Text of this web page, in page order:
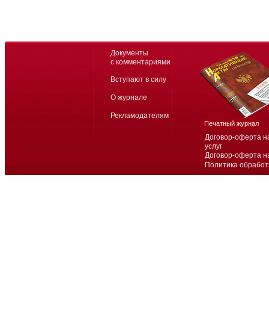
Договор-оферта
услуг
Договор-оферта
Политика
Документы
с комментариями
Вступают в силу
О журнале
Рекламодателям
Печатный журнал